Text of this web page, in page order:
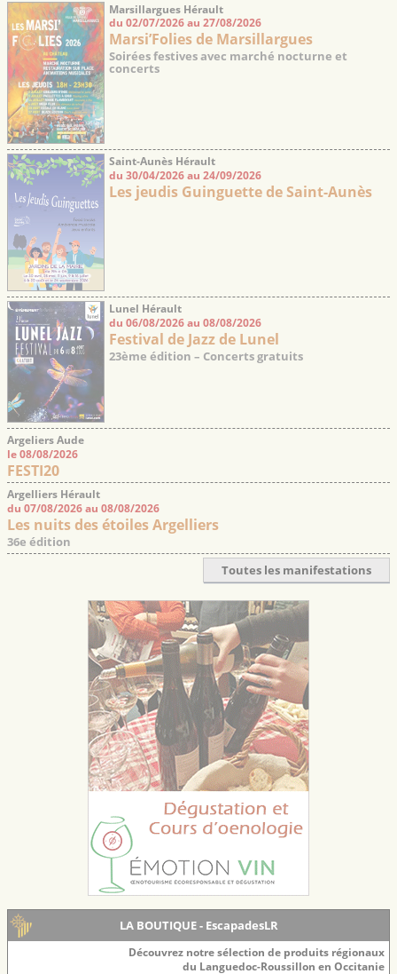
Marsillargues Hérault
du 02/07/2026 au 27/08/2026
Marsi’Folies de Marsillargues
Soirées festives avec marché nocturne et
concerts
Saint-Aunès Hérault
du 30/04/2026 au 24/09/2026
Les jeudis Guinguette de Saint-Aunès
Lunel Hérault
du 06/08/2026 au 08/08/2026
Festival de Jazz de Lunel
23ème édition – Concerts gratuits
Argeliers Aude
le 08/08/2026
FESTI20
Argelliers Hérault
du 07/08/2026 au 08/08/2026
Les nuits des étoiles Argelliers
36e édition
Toutes les manifestations
LA BOUTIQUE - EscapadesLR
Découvrez notre sélection de produits régionaux
du Languedoc-Roussillon en Occitanie